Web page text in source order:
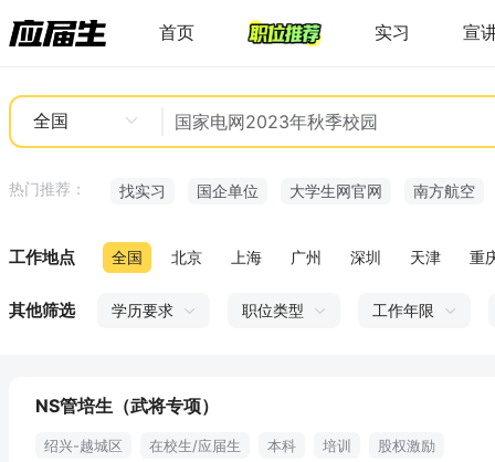
首页 实习 宣
全国
热门推荐： 找实习 国企单位 大学生网官网 南方航空
工作地点 全国 北京 上海 广州 深圳 天津 重
其他筛选 学历要求 职位类型 工作年限
NS管培生（武将专项）
绍兴-越城区 在校生/应届生 本科 培训 股权激励